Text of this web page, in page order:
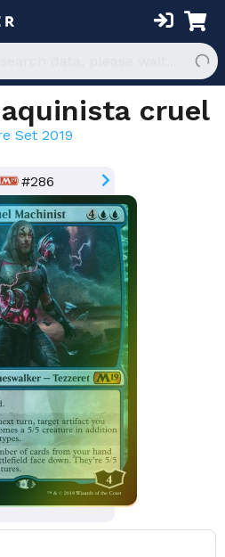
cruel
Set 2019
#286